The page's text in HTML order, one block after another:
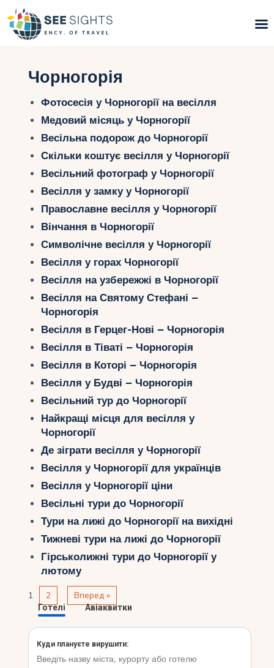
Пошук турів
Гарячі тури
Типи Турів
Країни
Інфо
Блог
Контакти
Укр
Чорногорія
Фотосесія у Чорногорії на весілля
Медовий місяць у Чорногорії
Весільна подорож до Чорногорії
Скільки коштує весілля у Чорногорії
Весільний фотограф у Чорногорії
Весілля у замку у Чорногорії
Православне весілля у Чорногорії
Вінчання в Чорногорії
Символічне весілля у Чорногорії
Весілля у горах Чорногорії
Весілля на узбережжі в Чорногорії
Весілля на Святому Стефані –
Чорногорія
Весілля в Герцег-Нові – Чорногорія
Весілля в Тіваті – Чорногорія
Весілля в Которі – Чорногорія
Весілля у Будві – Чорногорія
Весільний тур до Чорногорії
Найкращі місця для весілля у
Чорногорії
Де зіграти весілля у Чорногорії
Весілля у Чорногорії для українців
Весілля у Чорногорії ціни
Весільні тури до Чорногорії
Тури на лижі до Чорногорії на вихідні
Тижневі тури на лижі до Чорногорії
Гірськолижні тури до Чорногорії у
лютому
1 2 Вперед »